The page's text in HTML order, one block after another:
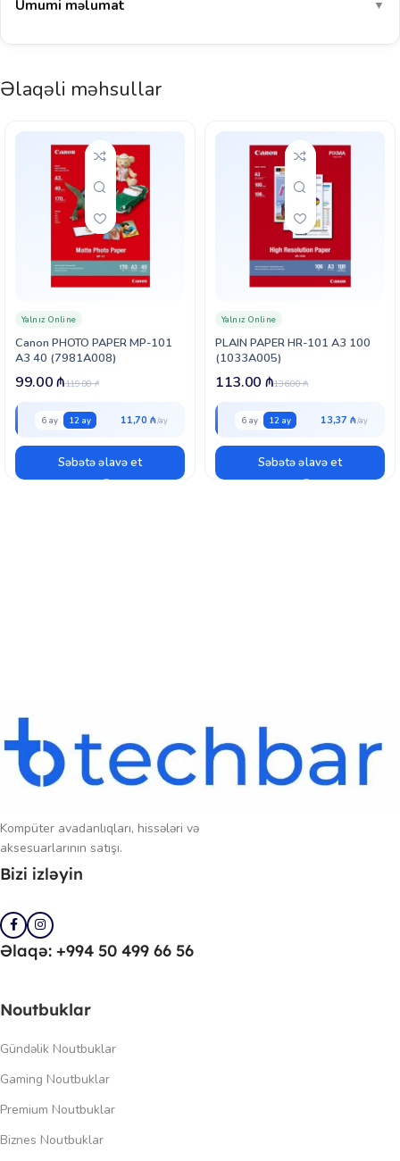
Ümumi məlumat ▼
Əlaqəli məhsullar
Canon PHOTO PAPER MP-101
A3 40 (7981A008)
Yalnız Online
119.00₼
99.00₼
6 ay 12 ay 11,70 ₼
Səbətə əlavə et
PLAIN PAPER HR-101 A3 100
(1033A005)
Yalnız Online
136.00₼
113.00 ₼
6 ay 12 ay 13,37 ₼
Səbətə əlavə et
Kompüter avadanlıqları, hissələri və
aksesuarlarının satışı.
Bizi izləyin
Əlaqə: +994 50 499 66 56
Noutbuklar
Gündəlik Noutbuklar
Gaming Noutbuklar
Premium Noutbuklar
Biznes Noutbuklar